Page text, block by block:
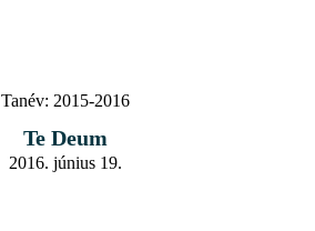
Tanév: 2015-2016
Te Deum
2016. június 19.